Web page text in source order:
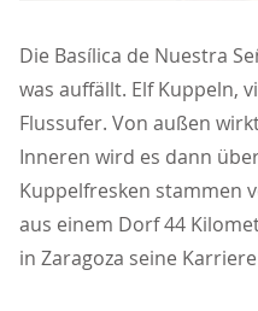
Die Basílica de Nuestra
was auffällt. Elf Kuppeln,
Flussufer. Von außen
Inneren wird es dann
Kuppelfresken stammen
aus einem Dorf 44
in Zaragoza seine